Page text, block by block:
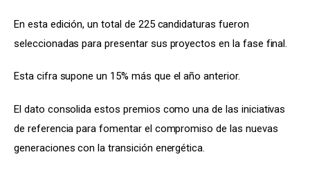
En esta edición, un total de 225 candidaturas fueron
seleccionadas para presentar sus proyectos en la fase final.
Esta cifra supone un 15% más que el año anterior.
El dato consolida estos premios como una de las iniciativas
de referencia para fomentar el compromiso de las nuevas
generaciones con la transición energética.